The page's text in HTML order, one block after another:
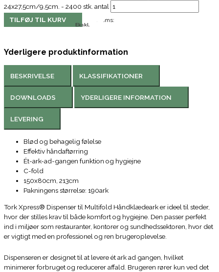
24x27,5cm/9,5cm. - 2400 stk. antal
TILFØJ TIL KURV
Moms:
Ekskl.
Yderligere produktinformation
BESKRIVELSE KLASSIFIKATIONER
DOWNLOADS YDERLIGERE INFORMATION
LEVERING
Blød og behagelig følelse
Effektiv håndaftørring
Ét-ark-ad-gangen funktion og hygiejne
C-fold
150x80cm, 213cm
Pakningens størrelse: 190ark
Tork Xpress® Dispenser til Multifold Håndklædeark er ideel til steder,
hvor der stilles krav til både komfort og hygiejne. Den passer perfekt
ind i miljøer som restauranter, kontorer og sundhedssektoren, hvor det
er vigtigt med en professionel og ren brugeroplevelse.
Dispenseren er designet til at levere ét ark ad gangen, hvilket
minimerer forbruget og reducerer affald. Brugeren rører kun ved det